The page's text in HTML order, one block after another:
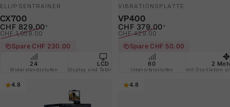
ELLIPSENTRAINER
CX700
Verkaufspreis
CHF 829.00*
Normaler Preis
CHF 1,059.00
Spare CHF 230.00
24
Widerstandsstufen
LCD
Display und Tablethalterung
LED-Feedback
nach Puls/Widerstand
VIBRATIONSPLATTE
VP400
Verkaufspreis
CHF 379.00*
Normaler Preis
CHF 429.00
Spare CHF 50.00
60
Intensitätsstufen
2
mit Oszillation
4.8 4.8